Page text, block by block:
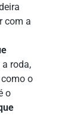
com a
roda,
o
o